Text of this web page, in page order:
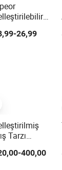
26,99
Tarzı
Lif Deri
400,00